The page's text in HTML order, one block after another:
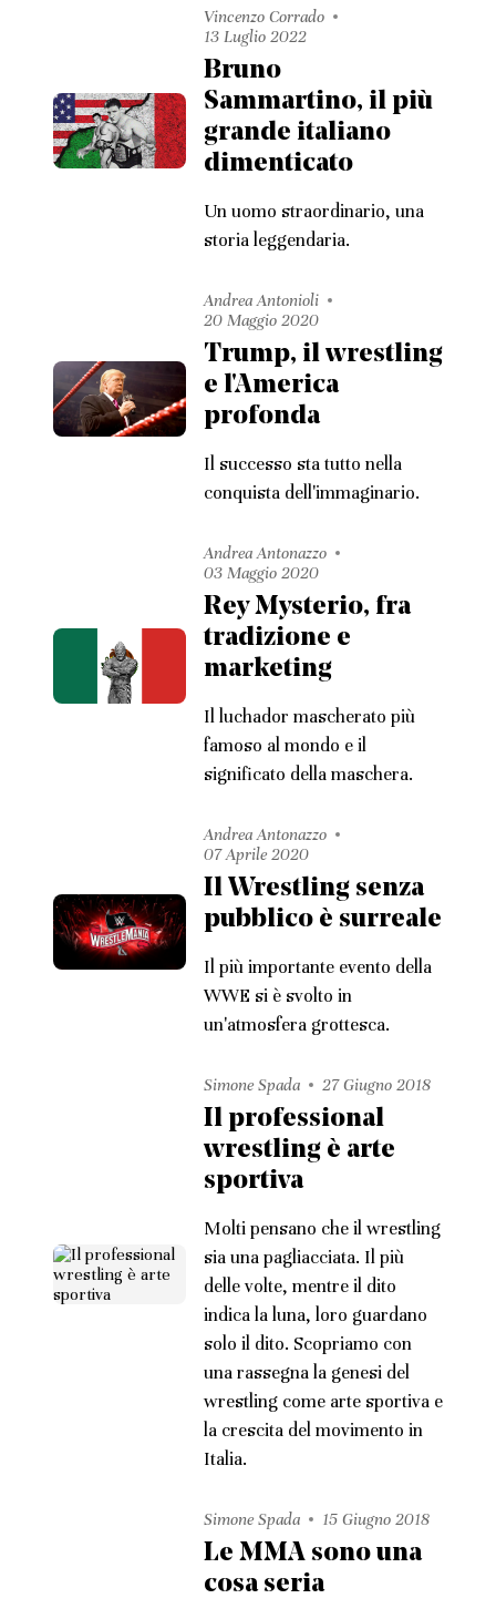
Vincenzo Corrado
13 Luglio 2022
Bruno
Sammartino, il più
grande italiano
dimenticato
Un uomo straordinario, una
storia leggendaria.
Andrea Antonioli
20 Maggio 2020
Trump, il wrestling
e l'America
profonda
Il successo sta tutto nella
conquista dell'immaginario.
Andrea Antonazzo
03 Maggio 2020
Rey Mysterio, fra
tradizione e
marketing
Il luchador mascherato più
famoso al mondo e il
significato della maschera.
Andrea Antonazzo
07 Aprile 2020
Il Wrestling senza
pubblico è surreale
Il più importante evento della
WWE si è svolto in
un'atmosfera grottesca.
Simone Spada 27 Giugno 2018
Il professional
wrestling è arte
sportiva
Molti pensano che il wrestling
sia una pagliacciata. Il più
delle volte, mentre il dito
indica la luna, loro guardano
solo il dito. Scopriamo con
una rassegna la genesi del
wrestling come arte sportiva e
la crescita del movimento in
Italia.
Simone Spada 15 Giugno 2018
Le MMA sono una
cosa seria